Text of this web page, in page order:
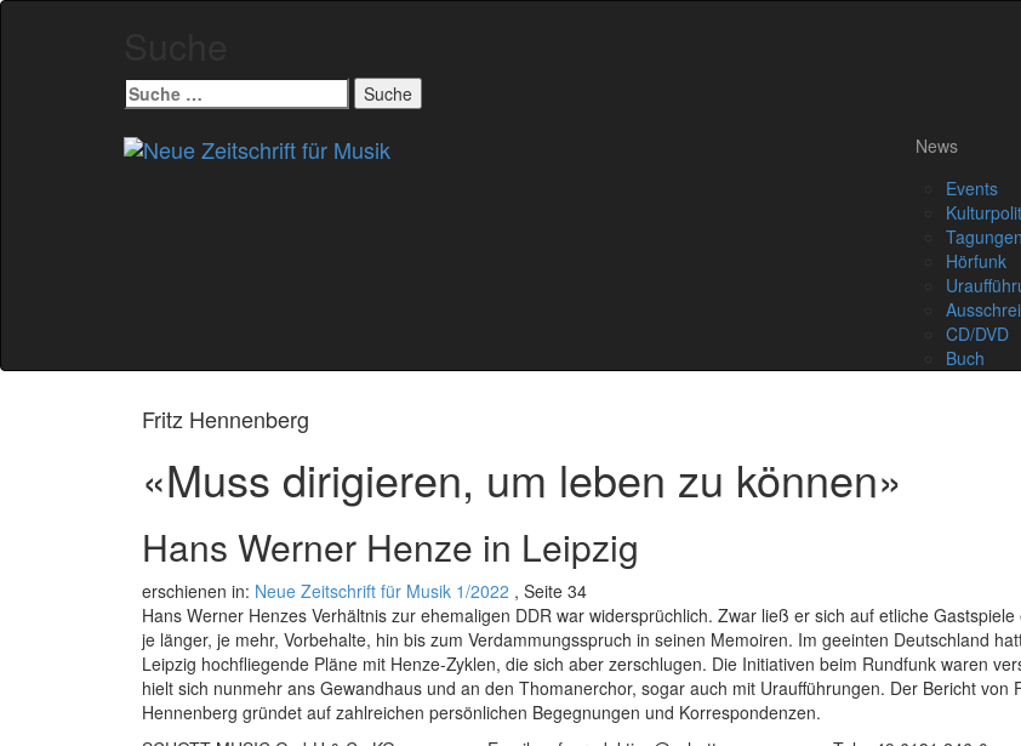
Suche
nach:
News
Events
Tagungen
Hörfunk
CD/DVD
Buch
Fritz Hennenberg
«Muss dirigieren, um leben zu können»
Hans Werner Henze in Leipzig
erschienen in: Neue Zeitschrift für Musik 1/2022 , Seite 34
Hans Werner Henzes Verhältnis zur ehemaligen DDR war widersprüchlich. Zwar ließ er sich auf etliche Gastspiele
je länger, je mehr, Vorbehalte, hin bis zum Verdammungsspruch in seinen Memoiren. Im geeinten Deutschland
Leipzig hochfliegende Pläne mit Henze-Zyklen, die sich aber zerschlugen. Die Initiativen beim Rundfunk waren
hielt sich nunmehr ans Gewandhaus und an den Thomanerchor, sogar auch mit Uraufführungen. Der Bericht von
Hennenberg gründet auf zahlreichen persönlichen Begegnungen und Korrespondenzen.